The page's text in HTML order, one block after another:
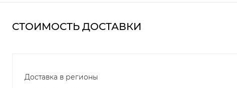
СТОИМОСТЬ ДОСТАВКИ
Доставка в регионы